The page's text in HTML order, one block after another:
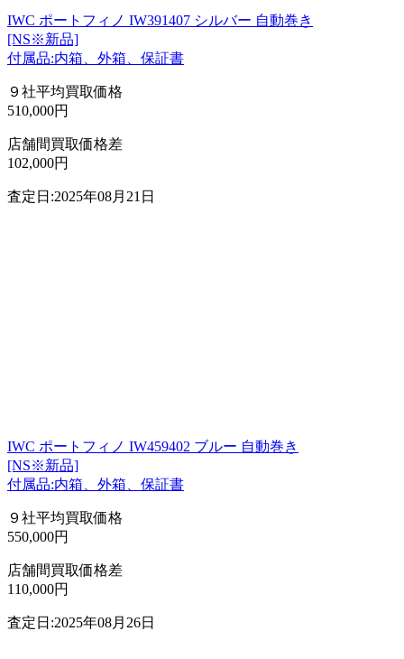
IWC ポートフィノ IW391407 シルバー 自動巻き
[NS※新品]
付属品:内箱、外箱、保証書
９社平均買取価格
510,000円
店舗間買取価格差
102,000円
査定日:2025年08月21日
IWC ポートフィノ IW459402 ブルー 自動巻き
[NS※新品]
付属品:内箱、外箱、保証書
９社平均買取価格
550,000円
店舗間買取価格差
110,000円
査定日:2025年08月26日